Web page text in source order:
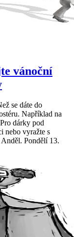
vánoční
se dáte do
Například na
dárky pod
nebo vyražte s
Pondělí 13.